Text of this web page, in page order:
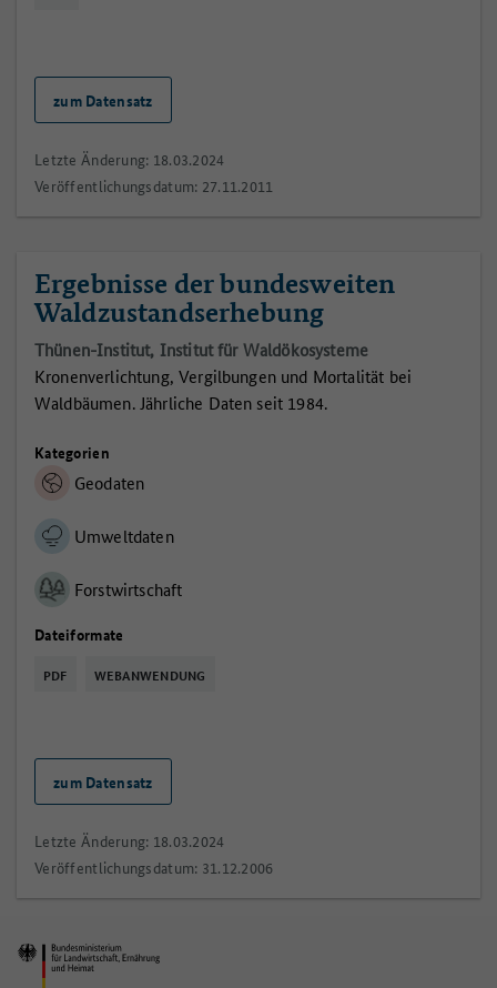
zum Datensatz
Letzte Änderung: 18.03.2024
Veröffentlichungsdatum: 27.11.2011
Ergebnisse der bundesweiten
Waldzustandserhebung
Thünen-Institut, Institut für Waldökosysteme
Kronenverlichtung, Vergilbungen und Mortalität bei
Waldbäumen. Jährliche Daten seit 1984.
Kategorien
Geodaten
Umweltdaten
Forstwirtschaft
Dateiformate
PDF WEBANWENDUNG
zum Datensatz
Letzte Änderung: 18.03.2024
Veröffentlichungsdatum: 31.12.2006